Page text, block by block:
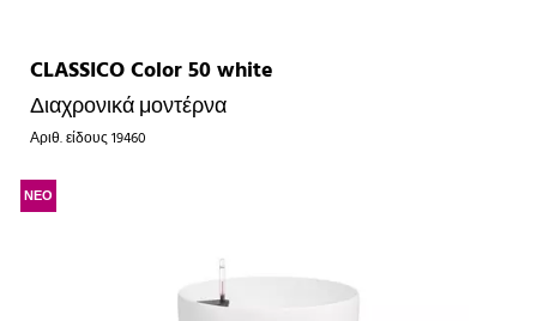
Αναζήτηση
CLASSICO Color 50 white
Διαχρονικά μοντέρνα
Αριθ. είδους19460
ΝΕΟ